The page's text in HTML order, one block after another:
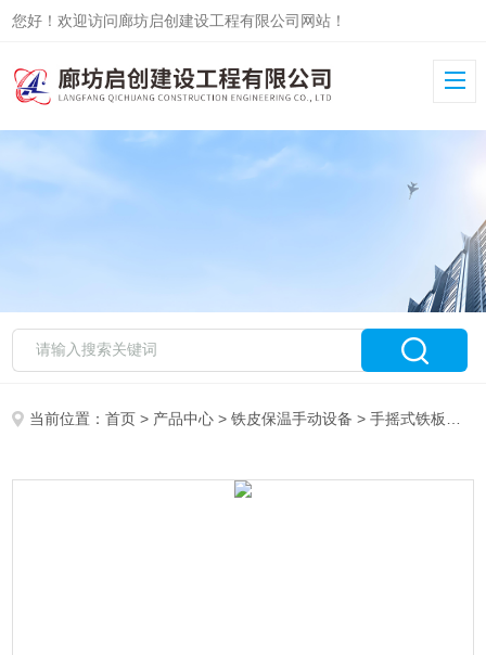
您好！欢迎访问廊坊启创建设工程有限公司网站！
当前位置：首页 > 产品中心 >铁皮保温手动设备 >手摇式铁板压平机